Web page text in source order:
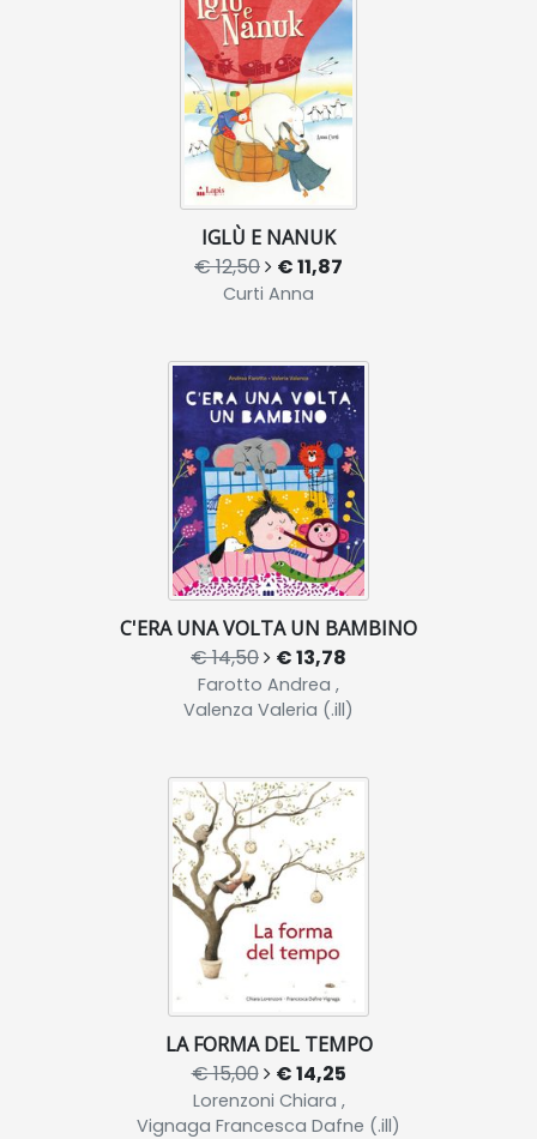
IGLÙ E NANUK
€ 12,50 € 11,87
Curti Anna
C'ERA UNA VOLTA UN BAMBINO
€ 14,50 € 13,78
Farotto Andrea ,
Valenza Valeria (.ill)
LA FORMA DEL TEMPO
€ 15,00 € 14,25
Lorenzoni Chiara ,
Vignaga Francesca Dafne (.ill)